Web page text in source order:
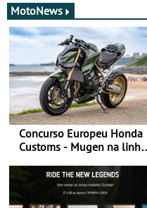
MotoNews
Concurso Europeu Honda
Customs - Mugen na linha
ganhar